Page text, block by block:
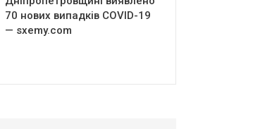
70 нових випадків COVID-19
— sxemy.com